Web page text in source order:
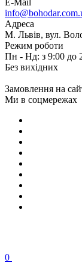
E-Mail
Адреса
М. Львів, вул.
Режим роботи
Пн - Нд: з 9:00 до
Без вихідних
Замовлення на
Ми в соцмережах
0